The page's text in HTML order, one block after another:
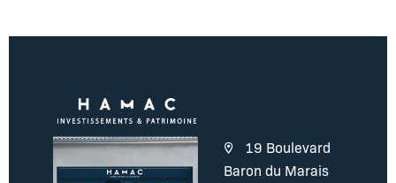
19 Boulevard
Baron du Marais